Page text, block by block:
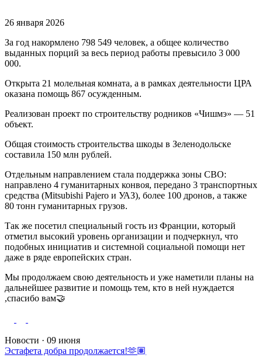
26 января 2026
За год накормлено 798 549 человек, а общее количество
выданных порций за весь период работы превысило 3 000
000.
Открыта 21 молельная комната, а в рамках деятельности ЦРА
оказана помощь 867 осужденным.
Реализован проект по строительству родников «Чишмэ» — 51
объект.
Общая стоимость строительства шкоды в Зеленодольске
составила 150 млн рублей.
Отдельным направлением стала поддержка зоны СВО:
направлено 4 гуманитарных конвоя, передано 3 транспортных
средства (Mitsubishi Pajero и УАЗ), более 100 дронов, а также
80 тонн гуманитарных грузов.
Так же посетил специальный гость из Франции, который
отметил высокий уровень организации и подчеркнул, что
подобных инициатив и системной социальной помощи нет
даже в ряде европейских стран.
Мы продолжаем свою деятельность и уже наметили планы на
дальнейшее развитие и помощь тем, кто в ней нуждается
,спасибо вам🤝
Новости · 09 июня
Эстафета добра продолжается!🫶🏽